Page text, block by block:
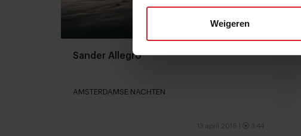
Weigeren
Sander Allegro
AMSTERDAMSE NACHTEN
13 april 2016 3:44